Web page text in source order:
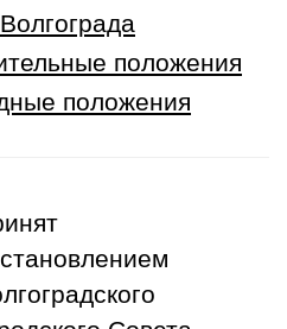
положения
положения